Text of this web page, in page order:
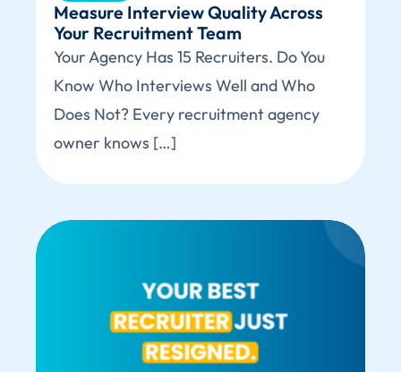
Measure Interview Quality Across
Your Recruitment Team
Your Agency Has 15 Recruiters. Do You
Know Who Interviews Well and Who
Does Not? Every recruitment agency
owner knows […]